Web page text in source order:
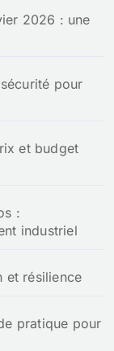
2026 : une
pour
et budget
:
industriel
et résilience
pratique pour